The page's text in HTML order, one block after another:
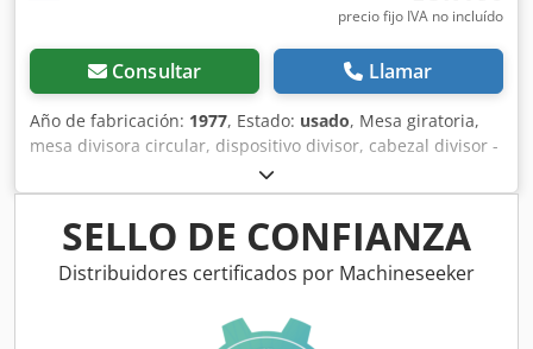
precio fijo IVA no incluído
Consultar Llamar
Año de fabricación: 1977, Estado: usado, Mesa giratoria,
mesa divisora circular, dispositivo divisor, cabezal divisor -
Superficie de sujeción: Ø 320 mm -Orificio central: Ø 25/40
mm -Altura: 110 mm -Ancho de la ranura: 14 mm -Sin
gancho de transporte -Dimensiones: 540/470/A200 mm -
Peso: 64 kg Cedpefwx U Dsfx Ag Djha
SELLO DE CONFIANZA
Distribuidores certificados por Machineseeker